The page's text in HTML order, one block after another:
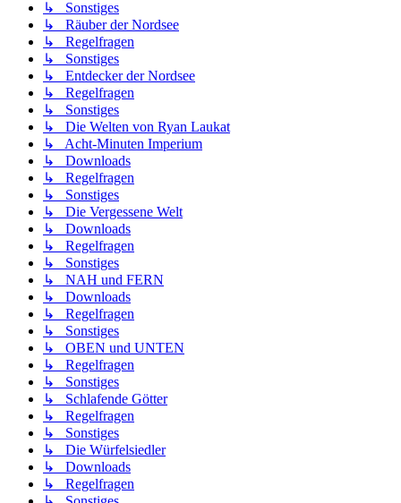
↳ Sonstiges
↳ Räuber der Nordsee
↳ Regelfragen
↳ Sonstiges
↳ Entdecker der Nordsee
↳ Regelfragen
↳ Sonstiges
↳ Die Welten von Ryan Laukat
↳ Acht-Minuten Imperium
↳ Downloads
↳ Regelfragen
↳ Sonstiges
↳ Die Vergessene Welt
↳ Downloads
↳ Regelfragen
↳ Sonstiges
↳ NAH und FERN
↳ Downloads
↳ Regelfragen
↳ Sonstiges
↳ OBEN und UNTEN
↳ Regelfragen
↳ Sonstiges
↳ Schlafende Götter
↳ Regelfragen
↳ Sonstiges
↳ Die Würfelsiedler
↳ Downloads
↳ Regelfragen